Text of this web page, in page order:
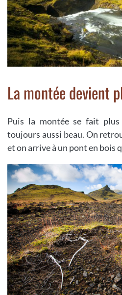
La montée devient
Puis la montée se fait plus
toujours aussi beau. On
et on arrive à un pont en bois